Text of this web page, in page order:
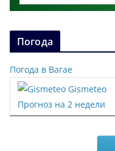
Погода
Погода в Вагае
Gismeteo
Прогноз на 2 недели